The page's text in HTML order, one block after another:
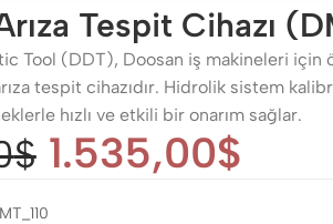
Tespit Cihazı
Tool (DDT), Doosan iş makineleri
tespit cihazıdır. Hidrolik sistem
hızlı ve etkili bir onarım sağlar.
$ 1.535,00$
MT_110